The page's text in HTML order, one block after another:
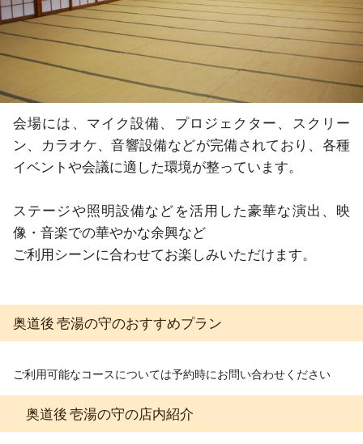
会場には、マイク設備、プロジェクター、スクリー
ン、カラオケ、音響設備などが完備されており、各種
イベントや会議に適した環境が整っています。
ステージや照明設備などを活用した豪華な演出、映
像・音楽での華やかな余興など
ご利用シーンに合わせてお楽しみいただけます。
奥道後 壱湯の守のおすすめプラン
ご利用可能なコースについては予約時にお問い合わせください
奥道後 壱湯の守の店内紹介